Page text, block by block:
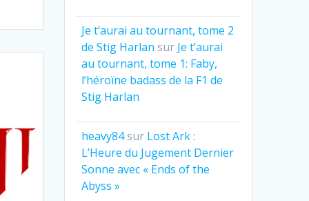
Je t’aurai au tournant, tome 2
de Stig Harlan sur Je t’aurai
au tournant, tome 1: Faby,
l’héroïne badass de la F1 de
Stig Harlan
heavy84sur Lost Ark :
L’Heure du Jugement Dernier
Sonne avec « Ends of the
Abyss »